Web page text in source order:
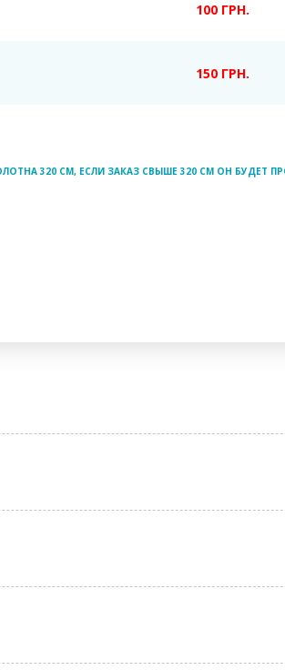
100 ГРН.
150 ГРН.
320 СМ, ЕСЛИ ЗАКАЗ СВЫШЕ 320 СМ ОН БУДЕТ